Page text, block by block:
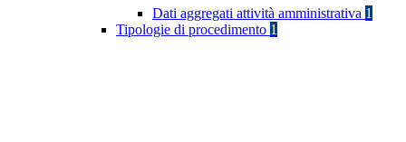
Dati aggregati attività amministrativa 1
Tipologie di procedimento 1